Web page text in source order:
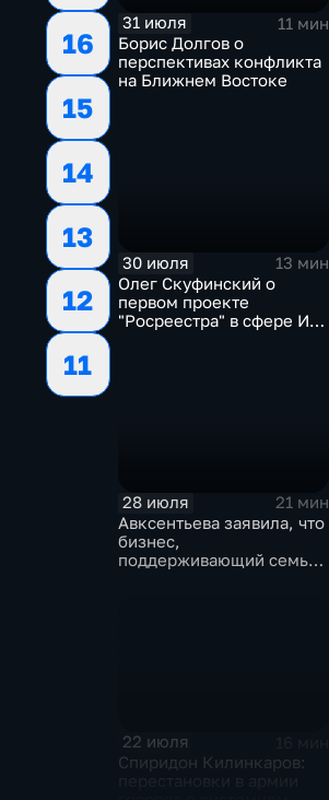
16
15
14
13
12
11
31 июля
11 мин
Борис Долгов о
перспективах конфликта
на Ближнем Востоке
30 июля
13 мин
Олег Скуфинский о
первом проекте
"Росреестра" в сфере ИИ
28 июля
21 мин
Авксентьева заявила, что
бизнес,
поддерживающий семьи,
22 июля
Спиридон Килинкаров: